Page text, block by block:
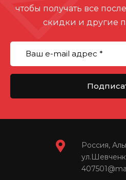
чтобы получать все
скидки и другие
Россия,